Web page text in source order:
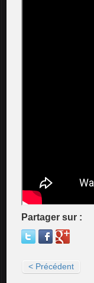
Partager sur :
< Précédent